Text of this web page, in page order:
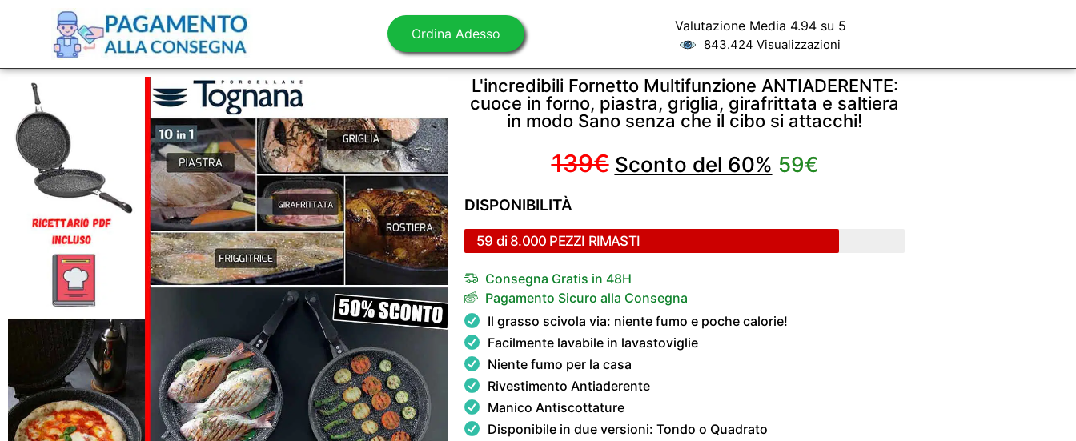
Ordina Adesso Valutazione Media 4.94 su 5
843.424 Visualizzazioni
L'incredibili Fornetto Multifunzione ANTIADERENTE:
cuoce in forno, piastra, griglia, girafrittata e saltiera
in modo Sano senza che il cibo si attacchi!
139€ Sconto del 60% 59€
DISPONIBILITÀ
59 di 8.000 PEZZI RIMASTI
Consegna Gratis in 48H
Pagamento Sicuro alla Consegna
Il grasso scivola via: niente fumo e poche calorie!
Facilmente lavabile in lavastoviglie
Niente fumo per la casa
Rivestimento Antiaderente
Manico Antiscottature
Disponibile in due versioni: Tondo o Quadrato